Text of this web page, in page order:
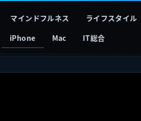
マインドフルネス ライフスタイル
iPhone Mac IT総合